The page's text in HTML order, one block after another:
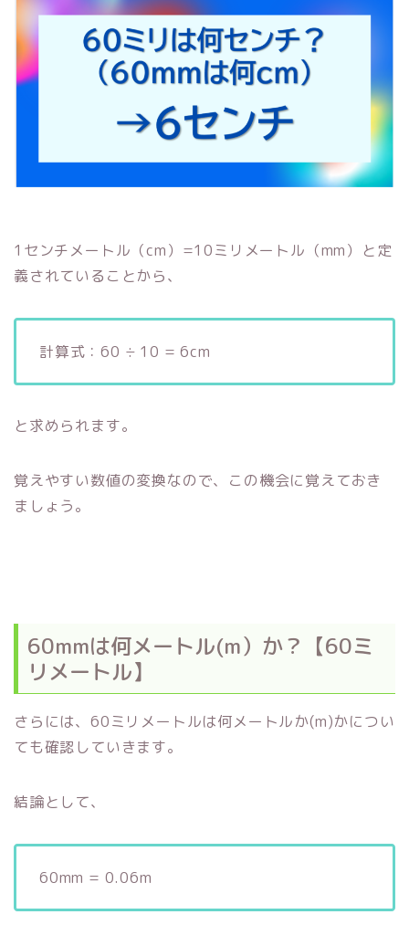
1センチメートル（cm）=10ミリメートル（mm）と定
義されていることから、
計算式：60 ÷ 10 = 6cm
と求められます。
覚えやすい数値の変換なので、この機会に覚えておき
ましょう。
60mmは何メートル(m）か？【60ミ
リメートル】
さらには、60ミリメートルは何メートルか(m)かについ
ても確認していきます。
結論として、
60mm = 0.06m